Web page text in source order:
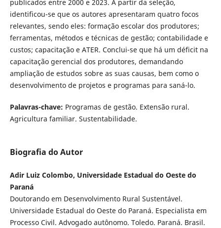
publicados entre 2000 e 2023. A partir da seleção,
identificou-se que os autores apresentaram quatro focos
relevantes, sendo eles: formação escolar dos produtores;
ferramentas, métodos e técnicas de gestão; contabilidade e
custos; capacitação e ATER. Conclui-se que há um déficit na
capacitação gerencial dos produtores, demandando
ampliação de estudos sobre as suas causas, bem como o
desenvolvimento de projetos e programas para saná-lo.
Palavras-chave: Programas de gestão. Extensão rural.
Agricultura familiar. Sustentabilidade.
Biografia do Autor
Adir Luiz Colombo, Universidade Estadual do Oeste do
Paraná
Doutorando em Desenvolvimento Rural Sustentável.
Universidade Estadual do Oeste do Paraná. Especialista em
Processo Civil. Advogado autônomo. Toledo. Paraná. Brasil.